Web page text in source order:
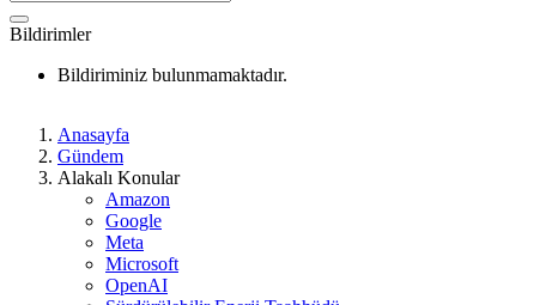
Bildirimler
Bildiriminiz bulunmamaktadır.
Anasayfa
Gündem
Alakalı Konular
Amazon
Google
Meta
Microsoft
OpenAI